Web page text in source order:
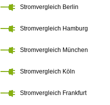
Stromvergleich Berlin
Stromvergleich Hamburg
Stromvergleich München
Stromvergleich Köln
Stromvergleich Frankfurt